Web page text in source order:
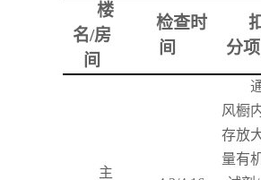
楼
名/房
间
检查时
间
分项
主
风橱
存放
量有